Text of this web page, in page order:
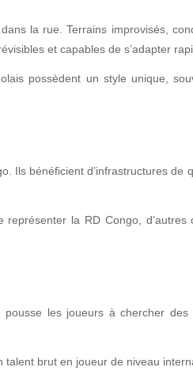
la rue. Terrains improvisés,
et capables de s’adapter
possèdent un style unique,
Ils bénéficient d’infrastructures de
la RD Congo,
les joueurs à chercher des
brut en joueur de niveau